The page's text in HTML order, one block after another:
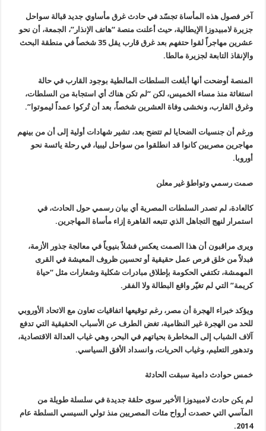
آخر فصول هذه المأساة تجسّد في حادث غرق مأساوي جديد قبالة سواحل
جزيرة لامبيدوزا الإيطالية، حيث أعلنت منصة “هاتف الإنذار”، الجمعة، أن نحو
عشرين مهاجراً لقوا حتفهم بعد غرق قارب يقل 35 شخصاً في منطقة البحث
والإنقاذ التابعة لجزيرة مالطا.
المنصة أوضحت أنها أبلغت السلطات المالطية بوجود القارب في حالة
استغاثة منذ مساء الخميس، لكن “لم تكن هناك أي استجابة من السلطات،
وغرق القارب، ونخشى وفاة العشرين شخصاً، بعد أن تُركوا عمداً ليموتوا”.
ورغم أن جنسيات الضحايا لم تتضح بعد، تشير شهادات أولية إلى أن من بينهم
مهاجرين مصريين كانوا قد انطلقوا من سواحل ليبيا، في رحلة يائسة نحو
أوروبا.
صمت رسمي وتواطؤ غير معلن
كالعادة، لم تصدر السلطات المصرية أي بيان رسمي حول الحادث، في
استمرار لنهج التجاهل الذي تتبعه القاهرة إزاء مأساة المهاجرين.
ويرى مراقبون أن هذا الصمت يعكس فشلاً بنيوياً في معالجة جذور الأزمة،
فبدلاً من خلق فرص عمل حقيقية أو تحسين ظروف المعيشة في القرى
المهمشة، تكتفي الحكومة بإطلاق مبادرات شكلية وشعارات مثل “حياة
كريمة” التي لم تغيّر واقع البطالة ولا الفقر.
ويؤكد خبراء الهجرة أن مصر، رغم توقيعها اتفاقيات تعاون مع الاتحاد الأوروبي
للحد من الهجرة غير النظامية، تغض الطرف عن الأسباب الحقيقية التي تدفع
آلاف الشباب إلى المخاطرة بحياتهم في البحر، وهي غياب العدالة الاقتصادية،
وتدهور التعليم، وغياب الحريات، وانسداد الأفق السياسي.
خمس حوادث دامية سبقت الحادثة
لم يكن حادث لامبيدوزا الأخير سوى حلقة جديدة في سلسلة طويلة من
المآسي التي حصدت أرواح مئات المصريين منذ تولي السيسي السلطة عام
2014.